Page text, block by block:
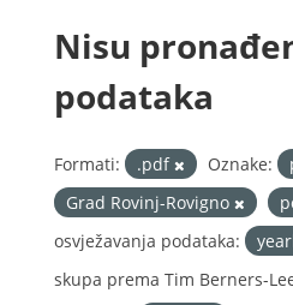
Nisu
podataka
Formati: .pdf Oznake:
Grad Rovinj-Rovigno
osvježavanja podataka:
skupa prema Tim Berners-